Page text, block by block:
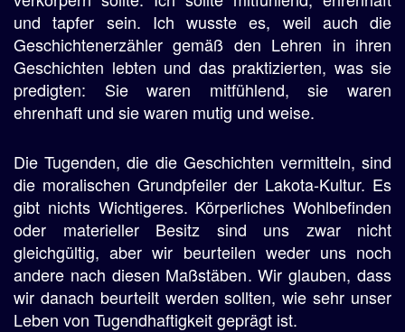
und tapfer sein. Ich wusste es, weil auch die
Geschichtenerzähler gemäß den Lehren in ihren
Geschichten lebten und das praktizierten, was sie
predigten: Sie waren mitfühlend, sie waren
ehrenhaft und sie waren mutig und weise.
Die Tugenden, die die Geschichten vermitteln, sind
die moralischen Grundpfeiler der Lakota-Kultur. Es
gibt nichts Wichtigeres. Körperliches Wohlbefinden
oder materieller Besitz sind uns zwar nicht
gleichgültig, aber wir beurteilen weder uns noch
andere nach diesen Maßstäben. Wir glauben, dass
wir danach beurteilt werden sollten, wie sehr unser
Leben von Tugendhaftigkeit geprägt ist.